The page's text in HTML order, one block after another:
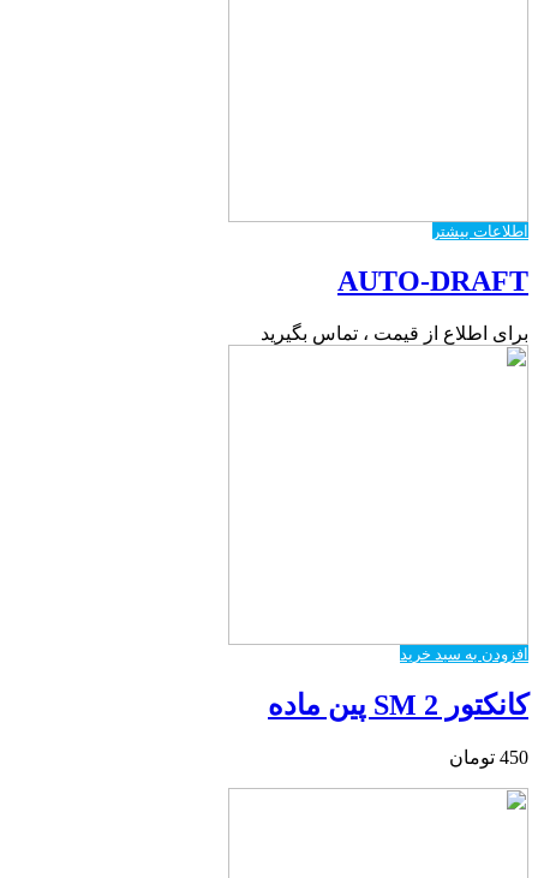
اطلاعات بیشتر
AUTO-DRAFT
برای اطلاع از قیمت ، تماس بگیرید
افزودن به سبد خرید
کانکتور SM 2 پین ماده
450 تومان